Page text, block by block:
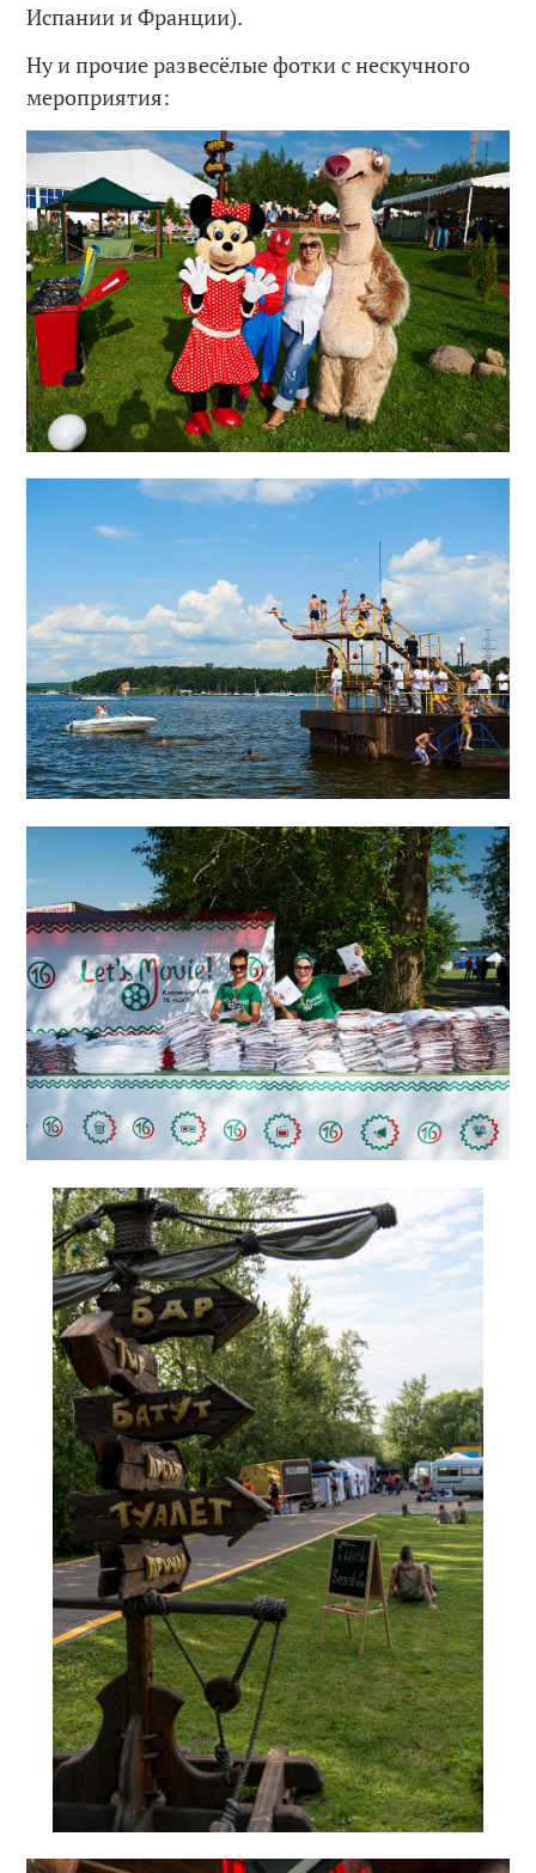
Испании и Франции).
Ну и прочие развесёлые фотки с нескучного
мероприятия: